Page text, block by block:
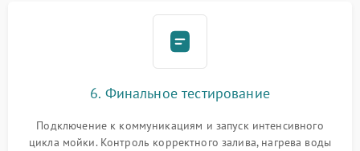
6. Финальное тестирование
Подключение к коммуникациям и запуск интенсивного
цикла мойки. Контроль корректного залива, нагрева воды